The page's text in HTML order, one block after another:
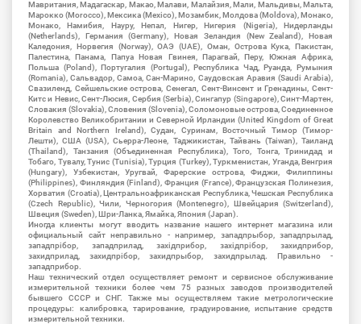
Мавритания, Мадагаскар, Макао, Малави, Малайзия, Мали, Мальдивы, Мальта,
Марокко (Morocco), Мексика (Mexico), Мозамбик, Молдова (Moldova), Монако,
Монако, Намибия, Науру, Непал, Нигер, Нигерия (Nigeria), Нидерланды
(Netherlands), Германия (Germany), Новая Зеландия (New Zealand), Новая
Каледония, Норвегия (Norway), ОАЭ (UAE), Оман, Острова Кука, Пакистан,
Палестина, Панама, Папуа Новая Гвинея, Парагвай, Перу, Южная Африка,
Польша (Poland), Португалия (Portugal), Республика Чад, Руанда, Румыния
(Romania), Сальвадор, Самоа, Сан-Марино, Саудовская Аравия (Saudi Arabia),
Свазиленд, Сейшельские острова, Сенегал, Сент-Винсент и Гренадины, Сент-
Китс и Невис, Сент-Люсия, Сербия (Serbia), Сингапур (Singapore), Синт-Мартен,
Словакия (Slovakia), Словения (Slovenia), Соломоновые острова, Соединенное
Королевство Великобритании и Северной Ирландии (United Kingdom of Great
Britain and Northern Ireland), Судан, Суринам, Восточный Тимор (Тимор-
Лешти), США (USA), Сьерра-Леоне, Таджикистан, Тайвань (Taiwan), Таиланд
(Thailand), Танзания (Объединенная Республика), Того, Тонга, Тринидад и
Тобаго, Тувалу, Тунис (Tunisia), Турция (Turkey), Туркменистан, Уганда, Венгрия
(Hungary), Узбекистан, Уругвай, Фарерские острова, Фиджи, Филиппины
(Philippines), Финляндия (Finland), Франция (France), Французская Полинезия,
Хорватия (Croatia), Центральноафриканская Республика, Чешская Республика
(Czech Republic), Чили, Черногория (Montenegro), Швейцария (Switzerland),
Швеция (Sweden), Шри-Ланка, Ямайка, Япония (Japan).
Иногда клиенты могут вводить название нашего интернет магазина или
официальный сайт неправильно - например, западпрыбор, западпрылад,
западпрібор, западприлад, західприбор, західпрібор, захидприбор,
захидприлад, захидпрібор, захидпрыбор, захидпрылад. Правильно -
западприбор.
Наш технический отдел осуществляет ремонт и сервисное обслуживание
измерительной техники более чем 75 разных заводов производителей
бывшего СССР и СНГ. Также мы осуществляем такие метрологические
процедуры: калибровка, тарирование, градуирование, испытание средств
измерительной техники.